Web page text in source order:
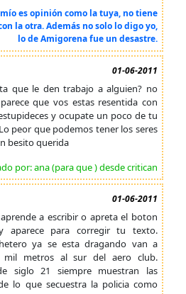
mío es opinión como la tuya, no tiene
la otra. Además no solo lo digo yo,
lo de Amigorena fue un desastre.
01-06-2011
que le den trabajo a alguien? no
que vos estas resentida con
y ocupate un poco de tu
peor que podemos tener los seres
besito querida
por: ana (para que ) desde critican
01-06-2011
aprende a escribir o apreta el boton
aparece para corregir tu texto.
ya se esta dragando van a
mil metros al sur del aero club.
siglo 21 siempre muestran las
lo que secuestra la policia como